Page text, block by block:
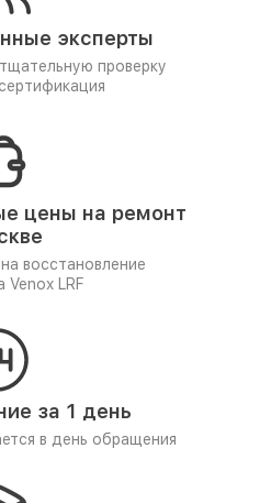
эксперты
проверку
цены на ремонт
восстановление
Venox LRF
за 1 день
в день обращения